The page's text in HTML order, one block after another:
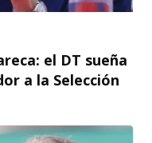
el DT sueña
a la Selección